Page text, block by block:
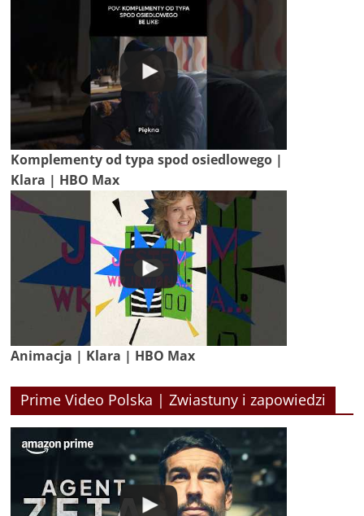
Komplementy od typa spod osiedlowego |
Klara | HBO Max
Animacja | Klara | HBO Max
Prime Video Polska | Zwiastuny i zapowiedzi